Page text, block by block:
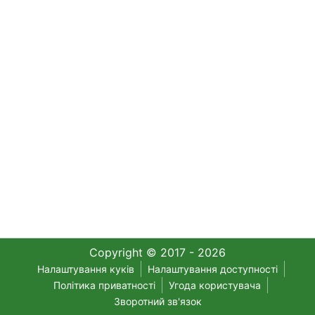
Copyright © 2017 - 2026
Налаштування куків
Налаштування доступності
Політика приватності
Угода користувача
Зворотний зв'язок